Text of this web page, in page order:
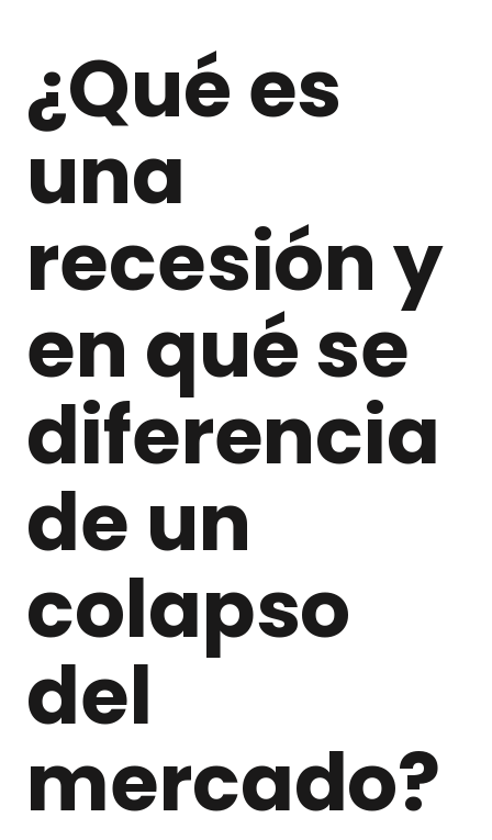
¿Qué es
una
recesión y
en qué se
diferencia
de un
colapso
del
mercado?